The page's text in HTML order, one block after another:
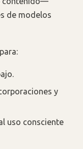
de modelos
y
uso consciente